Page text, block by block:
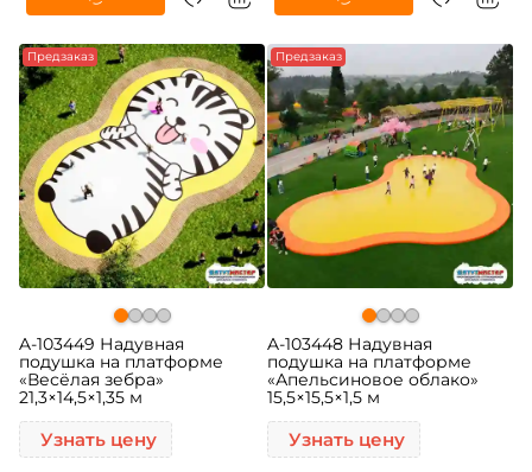
Предзаказ
A-103449 Надувная
подушка на платформе
«Весёлая зебра»
21,3×14,5×1,35 м
Узнать цену
Предзаказ
A-103448 Надувная
подушка на платформе
«Апельсиновое облако»
15,5×15,5×1,5 м
Узнать цену